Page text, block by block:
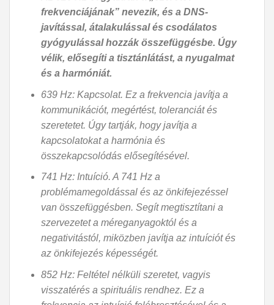
frekvenciájának” nevezik, és a DNS-
javítással, átalakulással és csodálatos
gyógyulással hozzák összefüggésbe. Úgy
vélik, elősegíti a tisztánlátást, a nyugalmat
és a harmóniát.
639 Hz: Kapcsolat. Ez a frekvencia javítja a
kommunikációt, megértést, toleranciát és
szeretetet. Úgy tartják, hogy javítja a
kapcsolatokat a harmónia és
összekapcsolódás elősegítésével.
741 Hz: Intuíció. A 741 Hz a
problémamegoldással és az önkifejezéssel
van összefüggésben. Segít megtisztítani a
szervezetet a méreganyagoktól és a
negativitástól, miközben javítja az intuíciót és
az önkifejezés képességét.
852 Hz: Feltétel nélküli szeretet, vagyis
visszatérés a spirituális rendhez. Ez a